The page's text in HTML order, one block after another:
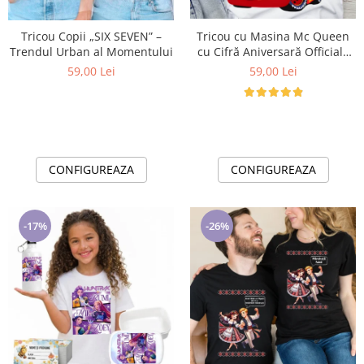
Lenjerii de pat pentru copii
Cadouri Cuplu
Fashion
Pijamale de CRACIUN
Pijamale
WINTER Collection
Incaltaminte
Seturi elegante femei
Umbrele
Pijamale de copii
Pijamale BIG SIZE femei
Cadouri ocazii speciale
Tricouri de craciun
Tricou Copii „SIX SEVEN” –
Trendul Urban al Momentului
59,00 Lei
CONFIGUREAZA
Tricou cu Masina Mc Queen
cu Cifră Aniversară Official|
Cadou Personalizat e-CADOU
59,00 Lei
CONFIGUREAZA
-17% -26%